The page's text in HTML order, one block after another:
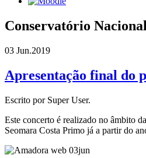
Conservatório Nacional
03 Jun.2019
Apresentação final do
Escrito por Super User.
Este concerto é realizado no âmbito
Seomara Costa Primo já a partir do